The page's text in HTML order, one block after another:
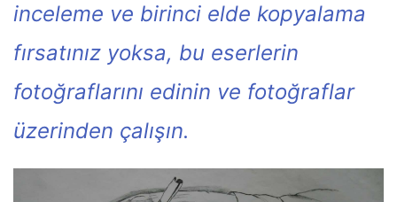
inceleme ve birinci elde kopyalama
fırsatınız yoksa, bu eserlerin
fotoğraflarını edinin ve fotoğraflar
üzerinden çalışın.